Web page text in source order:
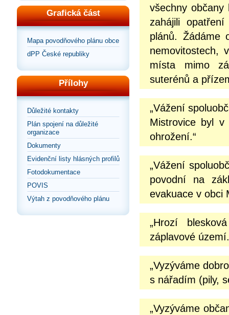
Grafická část
Mapa povodňového plánu obce
dPP České republiky
Přílohy
Důležité kontakty
Plán spojení na důležité
organizace
Dokumenty
Evidenční listy hlásných profilů
Fotodokumentace
POVIS
Výtah z povodňového plánu
všechny
zahájili
plánů. Žádáme
nemovitostech,
místa mimo
suterénů a
„Vážení
Mistrovice byl
ohrožení.“
„Vážení
povodní na
evakuace v obci
„Hrozí
záplavové
„Vyzýváme
s nářadím (pily,
„Vyzýváme